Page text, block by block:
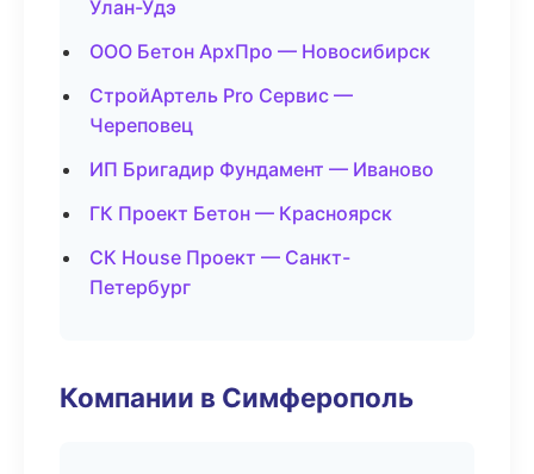
Улан-Удэ
ООО Бетон АрхПро — Новосибирск
СтройАртель Pro Сервис —
Череповец
ИП Бригадир Фундамент — Иваново
ГК Проект Бетон — Красноярск
СК House Проект — Санкт-
Петербург
Компании в Симферополь